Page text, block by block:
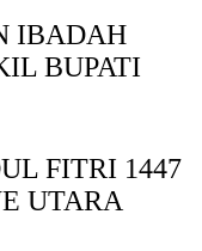
IBADAH
BUPATI
FITRI 1447
UTARA